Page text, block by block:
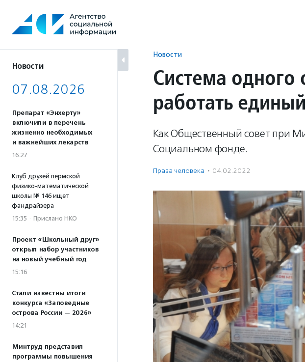
содержанию
Новости
07.08.2026
Препарат «Энхерту»
включили в перечень
жизненно необходимых
и важнейших лекарств
16:27
Клуб друзей пермской
физико-математической
школы № 146 ищет
фандрайзера
15:35 · Прислано НКО
Проект «Школьный друг»
открыл набор участников
на новый учебный год
15:16
Стали известны итоги
конкурса «Заповедные
острова России — 2026»
14:21
Минтруд представил
программы повышения
Новости
Система одного
работать
Как Общественный совет при
Социальном фонде.
Права человека · 04.02.2022